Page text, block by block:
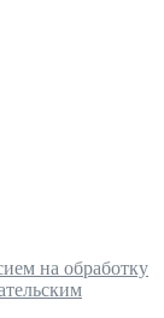
на обработку